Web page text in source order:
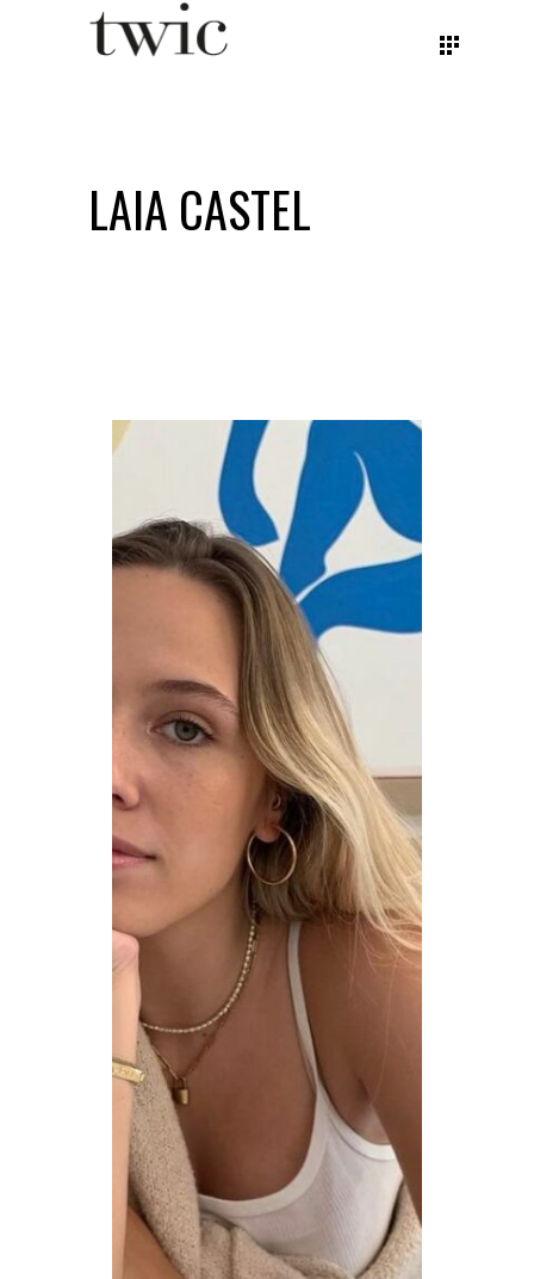
LAIA CASTEL